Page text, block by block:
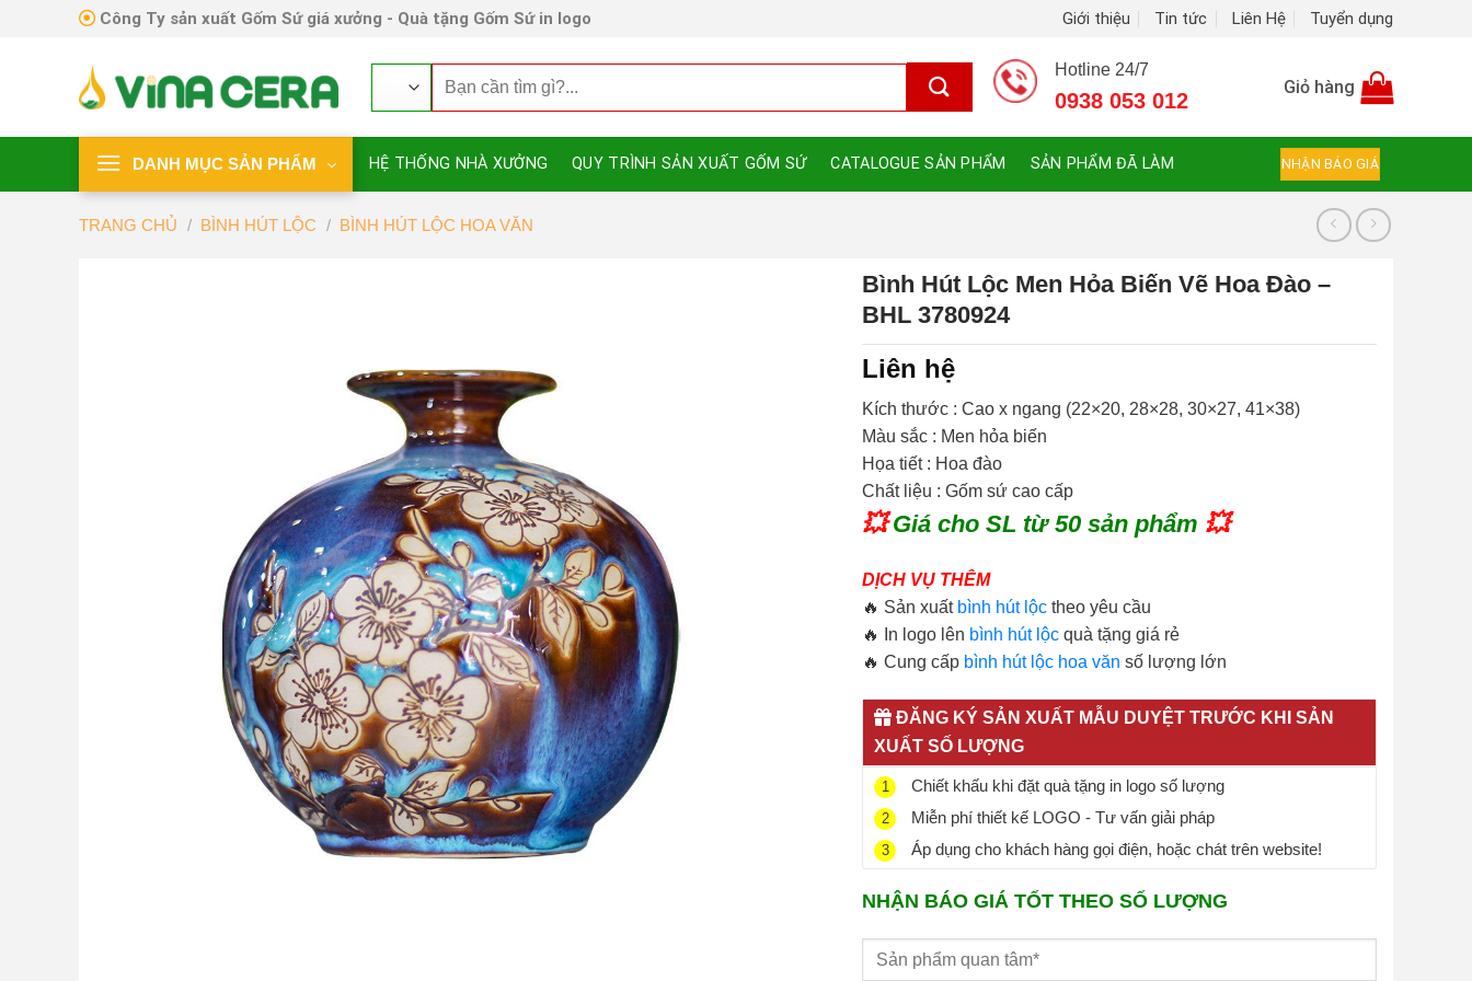
Công Ty sản xuất Gốm Sứ giá xưởng - Quà tặng Gốm Sứ in logo Giới thiệu Tin tức Liên Hệ Tuyển dụng
kiếm:
Hotline 24/7
0938 053 012
Giỏ hàng
DANH MỤC SẢN PHẨM HỆ THỐNG NHÀ XƯỞNG QUY TRÌNH SẢN XUẤT GỐM SỨ CATALOGUE SẢN PHẨM SẢN PHẨM ĐÃ LÀM NHẬN BÁO GIÁ
TRANG CHỦ / BÌNH HÚT LỘC / BÌNH HÚT LỘC HOA VĂN
Bình Hút Lộc Men Hỏa Biến Vẽ Hoa Đào –
BHL 3780924
Liên hệ
Kích thước : Cao x ngang (22×20, 28×28, 30×27, 41×38)
Màu sắc : Men hỏa biến
Họa tiết : Hoa đào
Chất liệu : Gốm sứ cao cấp
💥Giá cho SL từ 50 sản phẩm 💥
DỊCH VỤ THÊM
🔥 Sản xuất bình hút lộc theo yêu cầu
🔥 In logo lên bình hút lộc quà tặng giá rẻ
🔥 Cung cấp bình hút lộc hoa văn số lượng lớn
ĐĂNG KÝ SẢN XUẤT MẪU DUYỆT TRƯỚC KHI SẢN
XUẤT SỐ LƯỢNG
1 Chiết khấu khi đặt quà tặng in logo số lượng
2 Miễn phí thiết kế LOGO - Tư vấn giải pháp
3 Áp dụng cho khách hàng gọi điện, hoặc chát trên website!
NHẬN BÁO GIÁ TỐT THEO SỐ LƯỢNG